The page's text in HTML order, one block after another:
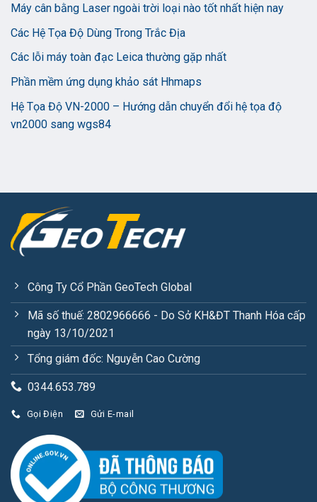
Máy cân bằng Laser ngoài trời loại nào tốt nhất hiện nay
Các Hệ Tọa Độ Dùng Trong Trắc Địa
Các lỗi máy toàn đạc Leica thường gặp nhất
Phần mềm ứng dụng khảo sát Hhmaps
Hệ Tọa Độ VN-2000 – Hướng dẫn chuyển đổi hệ tọa độ
vn2000 sang wgs84
Công Ty Cổ Phần GeoTech Global
Mã số thuế: 2802966666 - Do Sở KH&ĐT Thanh Hóa cấp
ngày 13/10/2021
Tổng giám đốc: Nguyễn Cao Cường
0344.653.789
Gọi Điện Gửi E-mail